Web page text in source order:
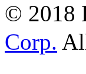
© 2018
Corp.